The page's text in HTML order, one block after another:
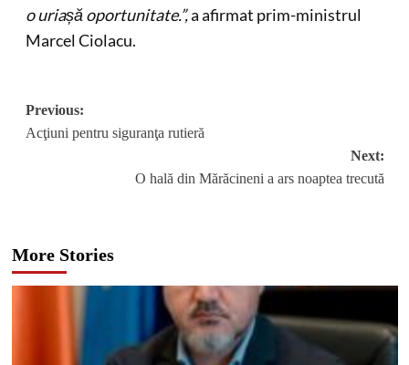
o uriașă oportunitate.”,a afirmat prim-ministrul
Marcel Ciolacu.
Post
navigation
Previous:
Acţiuni pentru siguranţa rutieră
Next:
O hală din Mărăcineni a ars noaptea trecută
More Stories